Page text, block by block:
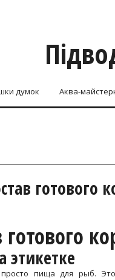
думок Аква-
готового
этикетке
пища для рыб. Это